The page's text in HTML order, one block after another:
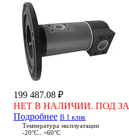
199 487.08 ₽
НЕТ В НАЛИЧИИ. ПОД
Подробнее В 1 клик
Температура эксплуатации
-20°С...+60°С